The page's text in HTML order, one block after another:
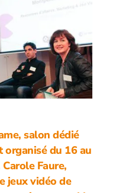
salon dédié
organisé du 16 au
Faure,
jeux vidéo de